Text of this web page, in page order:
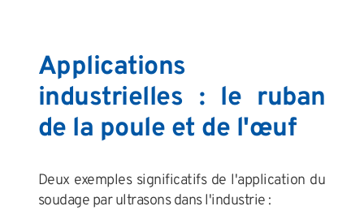
Applications
industrielles : le ruban
de la poule et de l'œuf
Deux exemples significatifs de l'application du
soudage par ultrasons dans l'industrie :